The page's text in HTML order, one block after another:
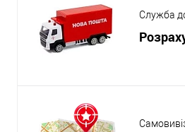
Служба